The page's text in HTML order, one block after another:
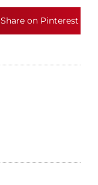
Share on Pinterest